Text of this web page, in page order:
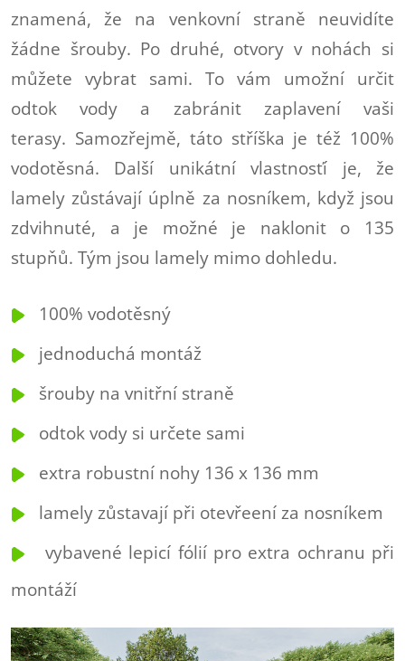
znamená, že na venkovní straně neuvidíte
žádne šrouby. Po druhé, otvory v nohách si
můžete vybrat sami. To vám umožní určit
odtok vody a zabránit zaplavení vaši
terasy. Samozřejmě, táto stříška je též 100%
vodotěsná. Další unikátní vlastnosťí je, že
lamely zůstávají úplně za nosníkem, když jsou
zdvihnuté, a je možné je naklonit o 135
stupňů. Tým jsou lamely mimo dohledu.
100% vodotěsný
jednoduchá montáž
šrouby na vnitřní straně
odtok vody si určete sami
extra robustní nohy 136 x 136 mm
lamely zůstavají při otevřeení za nosníkem
vybavené lepicí fólií pro extra ochranu při
montáží